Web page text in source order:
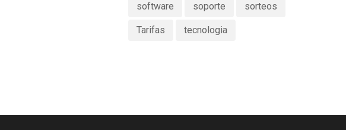
software soporte sorteos
Tarifas tecnologia